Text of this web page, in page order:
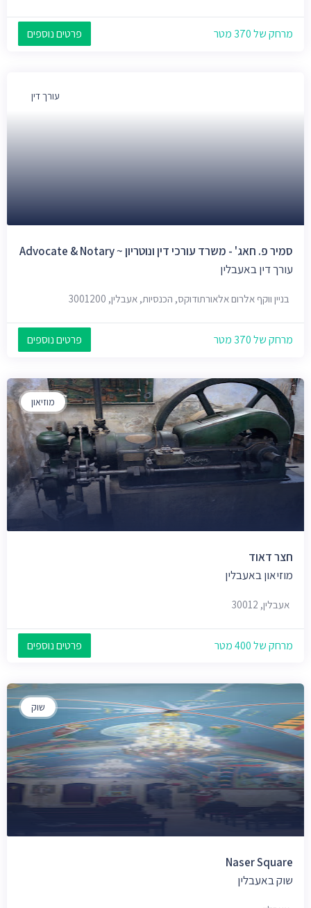
מרחק של 370 מטר פרטים נוספים
עורך דין
סמיר פ. חאג' - משרד עורכי דין ונוטריון ~ Advocate & Notary
עורך דין באעבלין
בניין ווקף אלרום אלאורתודוקס, הכנסיות, אעבלין, 3001200
מרחק של 370 מטר פרטים נוספים
מוזיאון
חצר דאוד
מוזיאון באעבלין
אעבלין, 30012
מרחק של 400 מטר פרטים נוספים
שוק
Naser Square
שוק באעבלין